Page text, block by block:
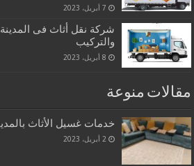
7 أبريل، 2023
شركة نقل أثاث فى المدينة
والتركيب
8 أبريل، 2023
مقالات منوعة
خدمات غسيل الأثاث
2 أبريل، 2023